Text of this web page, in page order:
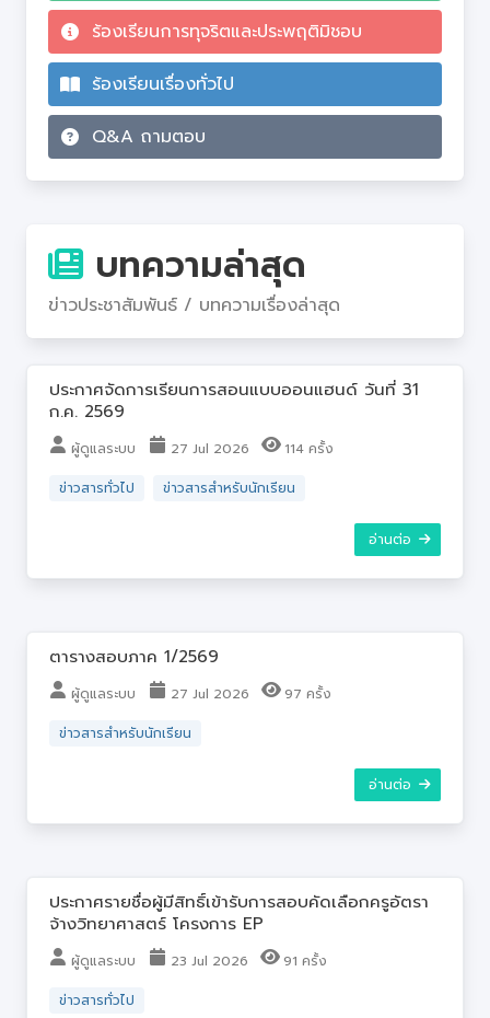
ร้องเรียนการทุจริตและประพฤติมิชอบ
ร้องเรียนเรื่องทั่วไป
Q&A ถามตอบ
บทความล่าสุด
ข่าวประชาสัมพันธ์ / บทความเรื่องล่าสุด
ประกาศจัดการเรียนการสอนแบบออนแฮนด์ วันที่ 31
ก.ค. 2569
ผู้ดูแลระบบ 27 Jul 2026
114 ครั้ง
ข่าวสารทั่วไป
ข่าวสารสำหรับนักเรียน
อ่านต่อ
ตารางสอบภาค 1/2569
ผู้ดูแลระบบ 27 Jul 2026
97 ครั้ง
ข่าวสารสำหรับนักเรียน
อ่านต่อ
ประกาศรายชื่อผู้มีสิทธิ์เข้ารับการสอบคัดเลือกครูอัตรา
จ้างวิทยาศาสตร์ โครงการ EP
ผู้ดูแลระบบ 23 Jul 2026
91 ครั้ง
ข่าวสารทั่วไป